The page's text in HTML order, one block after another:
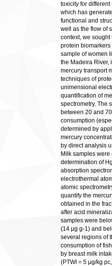
toxicity for
which has
functional and
well as the flow of
context, we sought
protein
sample of women
the Madeira River,
mercury transport
techniques of
unimensional
quantification of
spectrometry. The
between 20 and
consumption
determined by
mercury
by direct analysis
Milk samples
determination of
absorption
electrothermal
atomic
quantify the
obtained in the
after acid
samples were
(14 μg g-1) and
several regions of
consumption of
by breast milk
(PTWI = 5 μg/kg